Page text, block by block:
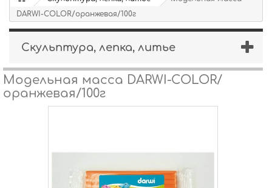
DARWI-COLOR/оранжевая/100г
Скульптура, лепка, литье
Модельная масса DARWI-COLOR/
оранжевая/100г